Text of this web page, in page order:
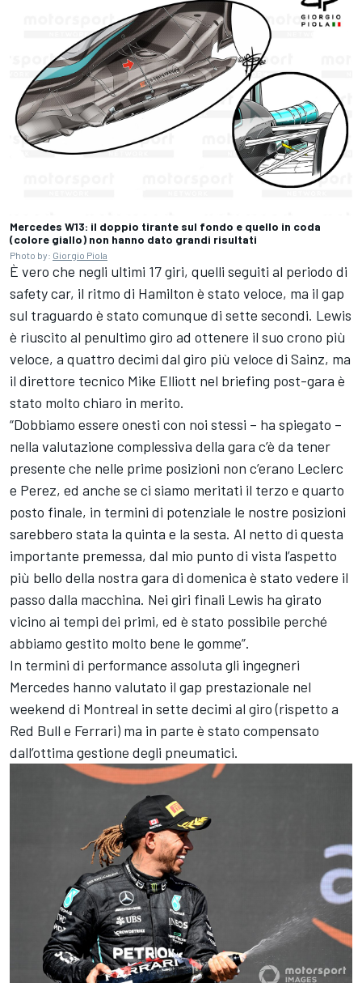
Mercedes W13: il doppio tirante sul fondo e quello in coda
(colore giallo) non hanno dato grandi risultati
Photo by: Giorgio Piola
È vero che negli ultimi 17 giri, quelli seguiti al periodo di
safety car, il ritmo di Hamilton è stato veloce, ma il gap
sul traguardo è stato comunque di sette secondi. Lewis
è riuscito al penultimo giro ad ottenere il suo crono più
veloce, a quattro decimi dal giro più veloce di Sainz, ma
il direttore tecnico Mike Elliott nel briefing post-gara è
stato molto chiaro in merito.
“Dobbiamo essere onesti con noi stessi – ha spiegato –
nella valutazione complessiva della gara c’è da tener
presente che nelle prime posizioni non c’erano Leclerc
e Perez, ed anche se ci siamo meritati il terzo e quarto
posto finale, in termini di potenziale le nostre posizioni
sarebbero stata la quinta e la sesta. Al netto di questa
importante premessa, dal mio punto di vista l’aspetto
più bello della nostra gara di domenica è stato vedere il
passo dalla macchina. Nei giri finali Lewis ha girato
vicino ai tempi dei primi, ed è stato possibile perché
abbiamo gestito molto bene le gomme”.
In termini di performance assoluta gli ingegneri
Mercedes hanno valutato il gap prestazionale nel
weekend di Montreal in sette decimi al giro (rispetto a
Red Bull e Ferrari) ma in parte è stato compensato
dall’ottima gestione degli pneumatici.